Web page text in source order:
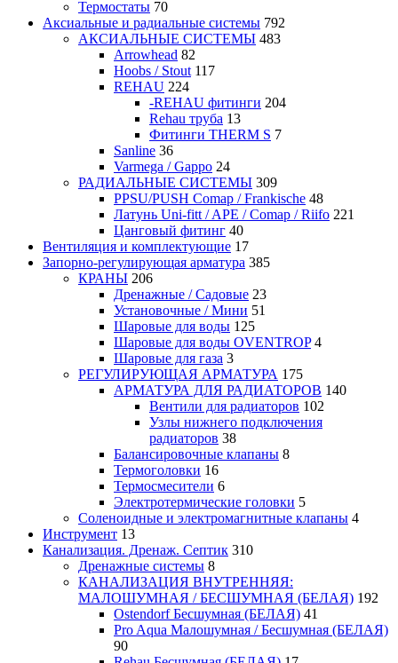
Термостаты 70
Аксиальные и радиальные системы 792
АКСИАЛЬНЫЕ СИСТЕМЫ 483
Arrowhead 82
Hoobs / Stout 117
REHAU 224
-REHAU фитинги 204
Rehau труба 13
Фитинги THERM S 7
Sanline 36
Varmega / Gappo 24
РАДИАЛЬНЫЕ СИСТЕМЫ 309
PPSU/PUSH Comap / Frankische 48
Латунь Uni-fitt / APE / Comap / Riifo 221
Цанговый фитинг 40
Вентиляция и комплектующие 17
Запорно-регулирующая арматура 385
КРАНЫ 206
Дренажные / Садовые 23
Установочные / Мини 51
Шаровые для воды 125
Шаровые для воды OVENTROP 4
Шаровые для газа 3
РЕГУЛИРУЮЩАЯ АРМАТУРА 175
АРМАТУРА ДЛЯ РАДИАТОРОВ 140
Вентили для радиаторов 102
Узлы нижнего подключения
радиаторов 38
Балансировочные клапаны 8
Термоголовки 16
Термосмесители 6
Электротермические головки 5
Соленоидные и электромагнитные клапаны 4
Инструмент 13
Канализация. Дренаж. Септик 310
Дренажные системы 8
КАНАЛИЗАЦИЯ ВНУТРЕННЯЯ:
МАЛОШУМНАЯ / БЕСШУМНАЯ (БЕЛАЯ) 192
Ostendorf Бесшумная (БЕЛАЯ) 41
Pro Aqua Малошумная / Бесшумная (БЕЛАЯ)
90